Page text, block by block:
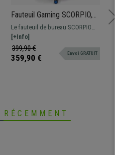
Fauteuil Gaming SCORPIO,
Mécanisme Synchrone,
Maille et Cuir, Noir et Bleu
Le fauteuil de bureau SCORPIO
est design, confortable et
ergonomique. Grande qualité de
fabrication pour une utilisation
[+Info]
399,90 €
359,90 € Envoi GRATUIT
RÉCEMMENT